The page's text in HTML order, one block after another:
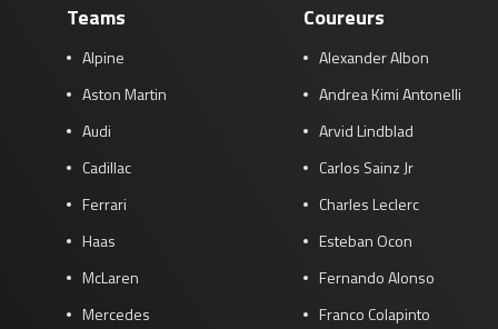
Teams
Alpine
Aston Martin
Audi
Cadillac
Ferrari
Haas
McLaren
Mercedes
Coureurs
Alexander Albon
Andrea Kimi Antonelli
Arvid Lindblad
Carlos Sainz Jr
Charles Leclerc
Esteban Ocon
Fernando Alonso
Franco Colapinto